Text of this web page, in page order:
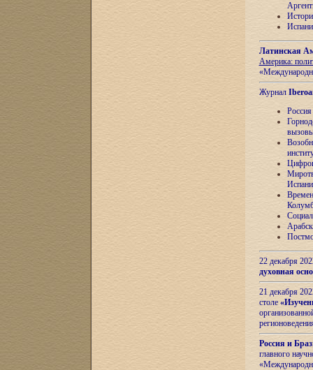
Латинская
Америка:
Журнал
22 декабря
духовная
21 декабря
столе
Россия и
главного